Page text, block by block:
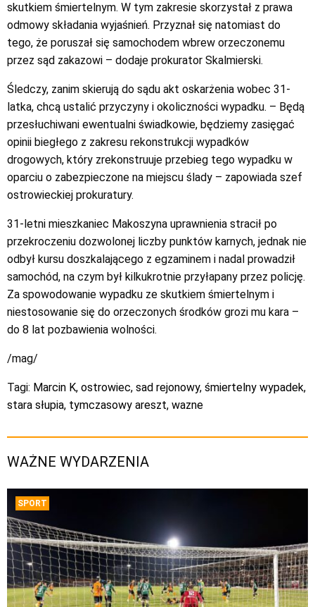
skutkiem śmiertelnym. W tym zakresie skorzystał z prawa
odmowy składania wyjaśnień. Przyznał się natomiast do
tego, że poruszał się samochodem wbrew orzeczonemu
przez sąd zakazowi – dodaje prokurator Skalmierski.
Śledczy, zanim skierują do sądu akt oskarżenia wobec 31-
latka, chcą ustalić przyczyny i okoliczności wypadku. – Będą
przesłuchiwani ewentualni świadkowie, będziemy zasięgać
opinii biegłego z zakresu rekonstrukcji wypadków
drogowych, który zrekonstruuje przebieg tego wypadku w
oparciu o zabezpieczone na miejscu ślady – zapowiada szef
ostrowieckiej prokuratury.
31-letni mieszkaniec Makoszyna uprawnienia stracił po
przekroczeniu dozwolonej liczby punktów karnych, jednak nie
odbył kursu doszkalającego z egzaminem i nadal prowadził
samochód, na czym był kilkukrotnie przyłapany przez policję.
Za spowodowanie wypadku ze skutkiem śmiertelnym i
niestosowanie się do orzeczonych środków grozi mu kara –
do 8 lat pozbawienia wolności.
/mag/
Tagi: Marcin K, ostrowiec, sad rejonowy, śmiertelny wypadek,
stara słupia, tymczasowy areszt, wazne
WAŻNE WYDARZENIA
SPORT